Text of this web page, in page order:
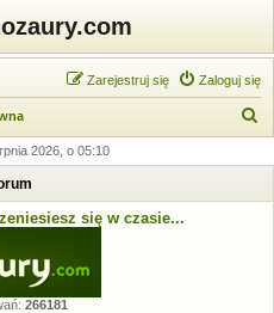
Zaloguj się
Zarejestruj się
k
2026, o 05:10
się w czasie...
266181